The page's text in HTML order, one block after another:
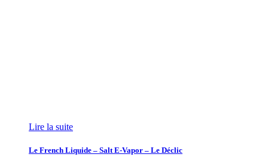
Lire la suite
Le French Liquide – Salt E-Vapor – Le Déclic